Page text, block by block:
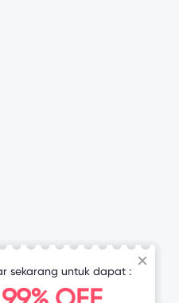
sekarang untuk dapat :